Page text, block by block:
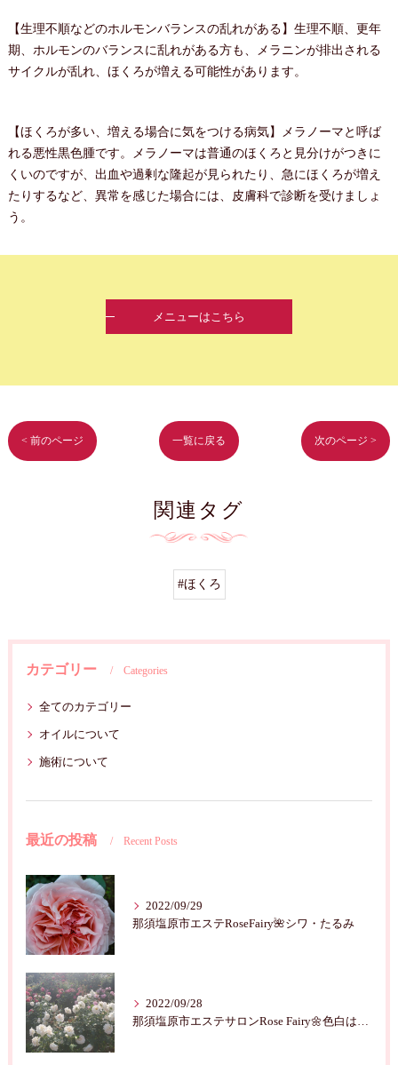
【生理不順などのホルモンバランスの乱れがある】生理不順、更年
期、ホルモンのバランスに乱れがある方も、メラニンが排出される
サイクルが乱れ、ほくろが増える可能性があります。
【ほくろが多い、増える場合に気をつける病気】メラノーマと呼ば
れる悪性黒色腫です。メラノーマは普通のほくろと見分けがつきに
くいのですが、出血や過剰な隆起が見られたり、急にほくろが増え
たりするなど、異常を感じた場合には、皮膚科で診断を受けましょ
う。
メニューはこちら
< 前のページ 一覧に戻る 次のページ >
関連タグ
#ほくろ
カテゴリー Categories
全てのカテゴリー
オイルについて
施術について
最近の投稿 Recent Posts
2022/09/29
那須塩原市エステRoseFairy🌺シワ・たるみ
2022/09/28
那須塩原市エステサロンRose Fairy🌼色白は七難隠す